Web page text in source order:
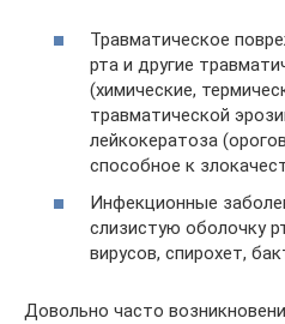
Травматическое
рта и другие
(химические,
травматической
лейкокератоза
способное к
Инфекционные
слизистую оболочку
вирусов, спирохет,
Довольно часто